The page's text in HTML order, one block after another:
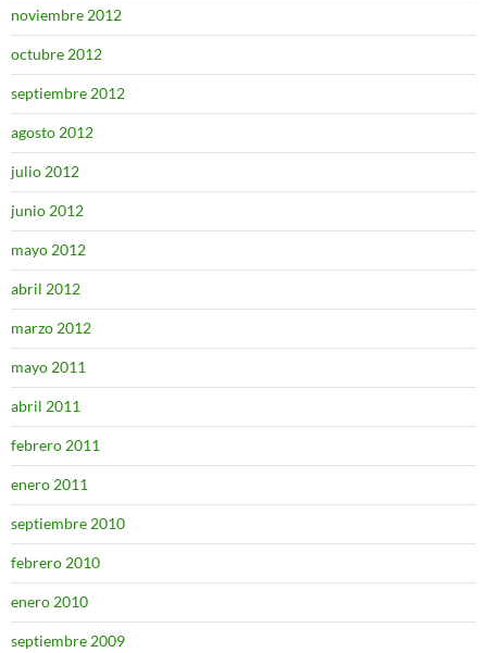
noviembre 2012
octubre 2012
septiembre 2012
agosto 2012
julio 2012
junio 2012
mayo 2012
abril 2012
marzo 2012
mayo 2011
abril 2011
febrero 2011
enero 2011
septiembre 2010
febrero 2010
enero 2010
septiembre 2009